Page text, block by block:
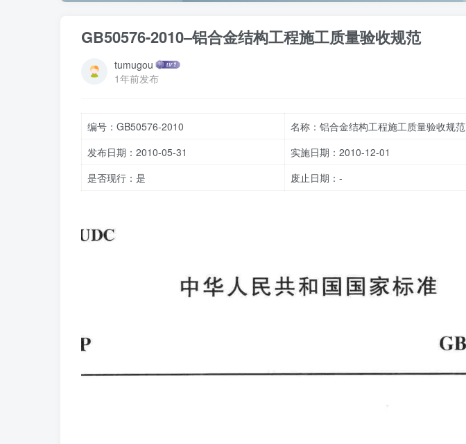
GB50576-2010–铝合金结构工程施工质量验收规范
tumugou
1年前发布
编号：GB50576-2010
名称：铝合金结构工程施工质量验收规范
发布日期：2010-05-31
实施日期：2010-12-01
是否现行：是
废止日期：-